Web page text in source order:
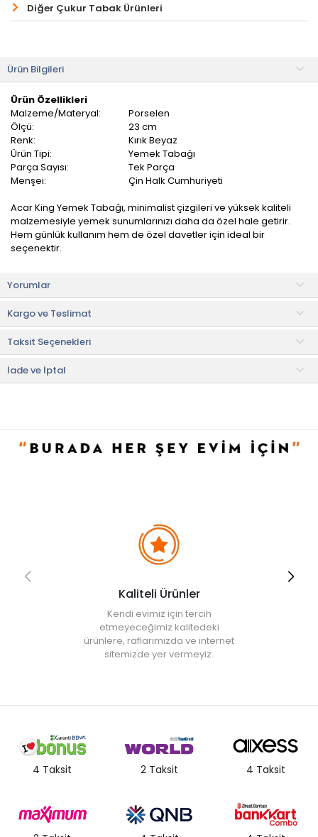
Diğer Çukur Tabak Ürünleri
Ürün Bilgileri
Ürün Özellikleri
Malzeme/Materyal:
Porselen
Ölçü:
23 cm
Renk:
Kırık Beyaz
Ürün Tipi:
Yemek Tabağı
Parça Sayısı:
Tek Parça
Menşei:
Çin Halk Cumhuriyeti
Acar King Yemek Tabağı, minimalist çizgileri ve yüksek kaliteli
malzemesiyle yemek sunumlarınızı daha da özel hale getirir.
Hem günlük kullanım hem de özel davetler için ideal bir
seçenektir.
sayesinde uzun süre dayanıklılık sağlar ve güvenle
kullanabilirsiniz.
Sadece ana yemekler için değil, aynı zamanda salata,
makarna, çorba ve daha birçok yemek için mükemmel bir
seçenektir. Çeşitli sunumlarla sofranızı zenginleştirebilirsiniz.
Kullanım ve Bakım Bilgileri
Yorumlar
Kargo ve Teslimat
Taksit Seçenekleri
İade ve İptal
Kaliteli Ürünler
Kendi evimiz için tercih
etmeyeceğimiz kalitedeki
ürünlere, raflarımızda ve internet
sitemizde yer vermeyiz.
4 Taksit 2 Taksit 4 Taksit